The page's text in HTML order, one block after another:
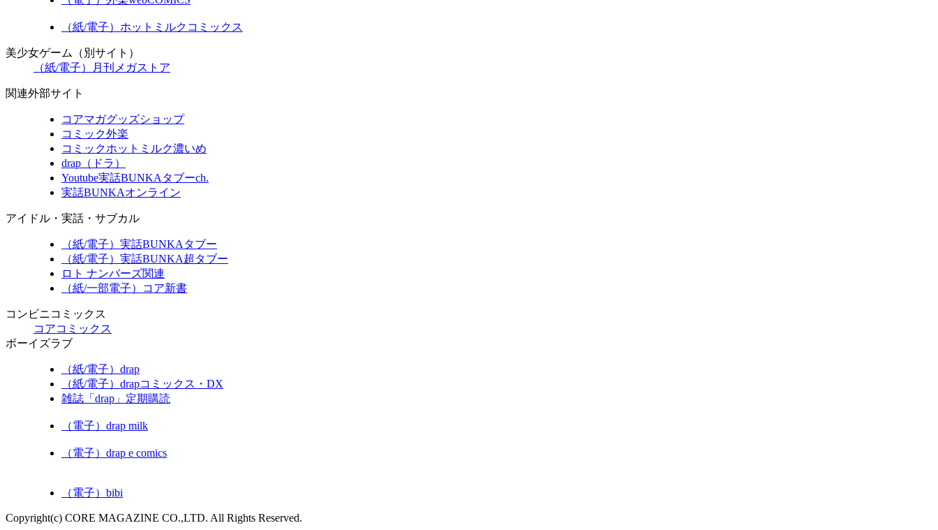
（紙/電子）ホットミルクコミックス
美少女ゲーム（別サイト）
（紙/電子）月刊メガストア
関連外部サイト
コアマガグッズショップ
コミック外楽
コミックホットミルク濃いめ
drap（ドラ）
Youtube実話BUNKAタブーch.
実話BUNKAオンライン
アイドル・実話・サブカル
（紙/電子）実話BUNKAタブー
（紙/電子）実話BUNKA超タブー
ロト ナンバーズ関連
（紙/一部電子）コア新書
コンビニコミックス
コアコミックス
ボーイズラブ
（紙/電子）drap
（紙/電子）drapコミックス・DX
雑誌「drap」定期購読
（電子）drap milk
（電子）drap e comics
（電子）bibi
Copyright(c) CORE MAGAZINE CO.,LTD. All Rights Reserved.